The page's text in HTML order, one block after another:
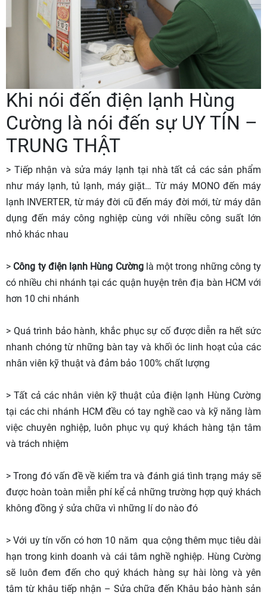
Khi nói đến điện lạnh Hùng
Cường là nói đến sự UY TÍN –
TRUNG THẬT
> Tiếp nhận và sửa máy lạnh tại nhà tất cả các sản phẩm
như máy lạnh, tủ lạnh, máy giặt… Từ máy MONO đến máy
lạnh INVERTER, từ máy đời cũ đến máy đời mới, từ máy dân
dụng đến máy công nghiệp cùng với nhiều công suất lớn
nhỏ khác nhau
> Công ty điện lạnh Hùng Cườnglà một trong những công ty
có nhiều chi nhánh tại các quận huyện trên địa bàn HCM với
hơn 10 chi nhánh
> Quá trình bảo hành, khắc phục sự cố được diễn ra hết sức
nhanh chóng từ những bàn tay và khối óc linh hoạt của các
nhân viên kỹ thuật và đảm bảo 100% chất lượng
> Tất cả các nhân viên kỹ thuật của điện lạnh Hùng Cường
tại các chi nhánh HCM đều có tay nghề cao và kỹ năng làm
việc chuyên nghiệp, luôn phục vụ quý khách hàng tận tâm
và trách nhiệm
> Trong đó vấn đề về kiểm tra và đánh giá tình trạng máy sẽ
được hoàn toàn miễn phí kể cả những trường hợp quý khách
không đồng ý sửa chữa vì những lí do nào đó
> Với uy tín vốn có hơn 10 năm qua cộng thêm mục tiêu dài
hạn trong kinh doanh và cái tâm nghề nghiệp. Hùng Cường
sẽ luôn đem đến cho quý khách hàng sự hài lòng và yên
tâm từ khâu tiếp nhận – Sửa chữa đến Khâu bảo hành sản